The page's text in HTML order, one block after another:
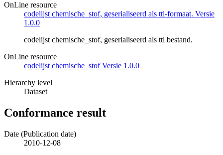
OnLine resource
codelijst chemische_stof, geserialiseerd als ttl-formaat. Versie
1.0.0
codelijst chemische_stof, geserialiseerd als ttl bestand.
OnLine resource
codelijst chemische_stof Versie 1.0.0
Hierarchy level
Dataset
Conformance result
Date (Publication date)
2010-12-08